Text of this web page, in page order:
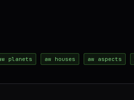
planets aw houses aw aspects